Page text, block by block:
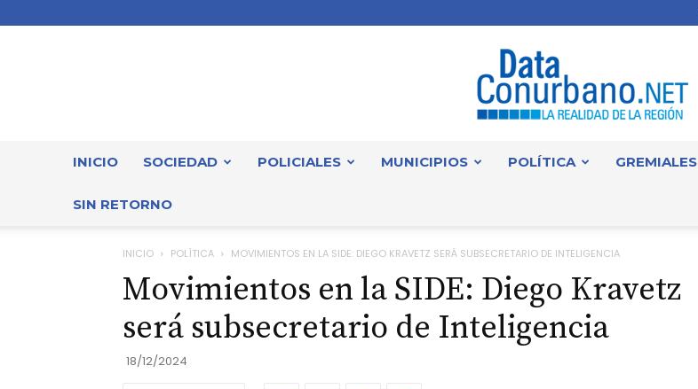
INICIO SOCIEDAD POLICIALES MUNICIPIOS POLÍTICA GREMIALES
SIN RETORNO
INICIO POLÍTICA MOVIMIENTOS EN LA SIDE: DIEGO KRAVETZ SERÁ SUBSECRETARIO DE INTELIGENCIA
Movimientos en la SIDE: Diego Kravetz
será subsecretario de Inteligencia
18/12/2024